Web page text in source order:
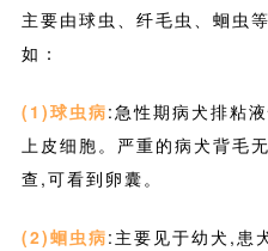
主要由球虫、纤毛虫、蛔虫
如：
(1)球虫病:急性期病犬排粘
上皮细胞。严重的病犬背毛
查,可看到卵囊。
(2)蛔虫病:主要见于幼犬,患